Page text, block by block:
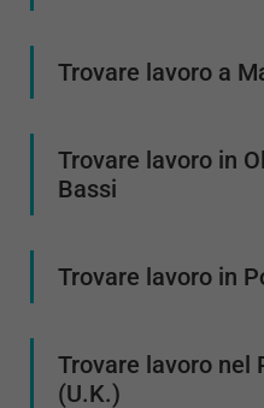
Trovare lavoro a
Trovare lavoro in
Bassi
Trovare lavoro in
Trovare lavoro nel
(U.K.)